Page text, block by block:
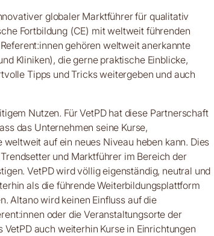
globaler Marktführer für qualitativ
Fortbildung (CE) mit weltweit führenden
gehören weltweit anerkannte
Kliniken), die gerne praktische Einblicke,
Tipps und Tricks weitergeben und auch
Nutzen. Für VetPD hat diese Partnerschaft
das Unternehmen seine Kurse,
auf ein neues Niveau heben kann. Dies
und Marktführer im Bereich der
VetPD wird völlig eigenständig, neutral und
als die führende Weiterbildungsplattform
Altano wird keinen Einfluss auf die
oder die Veranstaltungsorte der
auch weiterhin Kurse in Einrichtungen